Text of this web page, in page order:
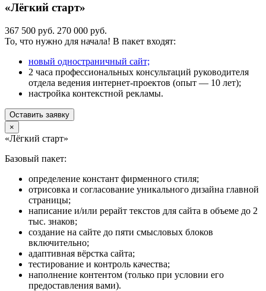
«Лёгкий старт»
367 500 руб. 270 000 руб.
То, что нужно для начала! В пакет входят:
новый одностраничный сайт;
2 часа профессиональных консультаций руководителя
отдела ведения интернет-проектов (опыт — 10 лет);
настройка контекстной рекламы.
Оставить заявку
×
«Лёгкий старт»
Базовый пакет:
определение констант фирменного стиля;
отрисовка и согласование уникального дизайна главной
страницы;
написание и/или рерайт текстов для сайта в объеме до 2
тыс. знаков;
создание на сайте до пяти смысловых блоков
включительно;
адаптивная вёрстка сайта;
тестирование и контроль качества;
наполнение контентом (только при условии его
предоставления вами).